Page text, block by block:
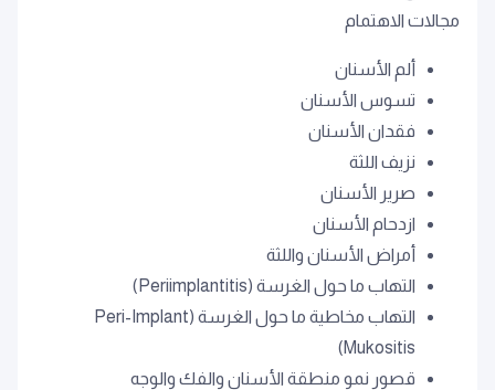
مجالات الاهتمام
ألم الأسنان
تسوس الأسنان
فقدان الأسنان
نزيف اللثة
صرير الأسنان
ازدحام الأسنان
أمراض الأسنان واللثة
التهاب ما حول الغرسة (Periimplantitis)
التهاب مخاطية ما حول الغرسة (Peri-Implant
Mukositis)
قصور نمو منطقة الأسنان والفك والوجه